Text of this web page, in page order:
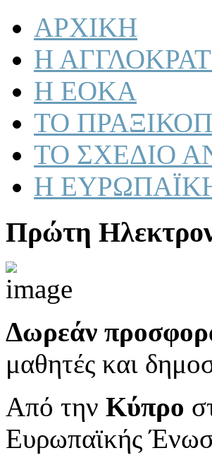
ΑΡΧΙΚΗ
Η
Η ΕΟΚΑ
ΤΟ
ΤΟ ΣΧΕΔΙΟ
Η
Πρώτη
Δωρεάν
μαθητές και
Από την Κύπρο
Ευρωπαϊκής